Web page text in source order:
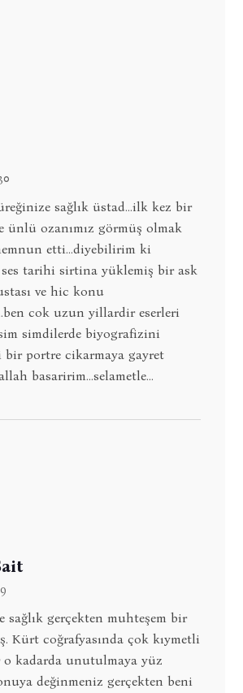
sağlık üstad...ilk kez bir
ünlü ozanımız görmüş olmak
etti...diyebilirim ki
tarihi sirtina yüklemiş bir ask
ve hic konu
cok uzun yillardir eserleri
simdilerde biyografizini
bir portre cikarmaya gayret
basaririm...selametle...
sağlık gerçekten muhteşem bir
Kürt coğrafyasında çok kıymetli
o kadarda unutulmaya yüz
değinmeniz gerçekten beni